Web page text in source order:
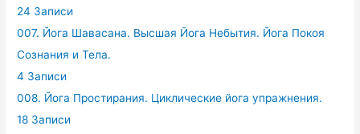
24 Записи
007. Йога Шавасана. Высшая Йога Небытия. Йога Покоя
Сознания и Тела.
4 Записи
008. Йога Простирания. Циклические йога упражнения.
18 Записи